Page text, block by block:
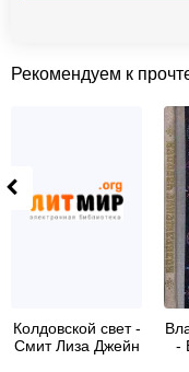
Рекомендуем к
Колдовской свет -
Смит Лиза Джейн
-